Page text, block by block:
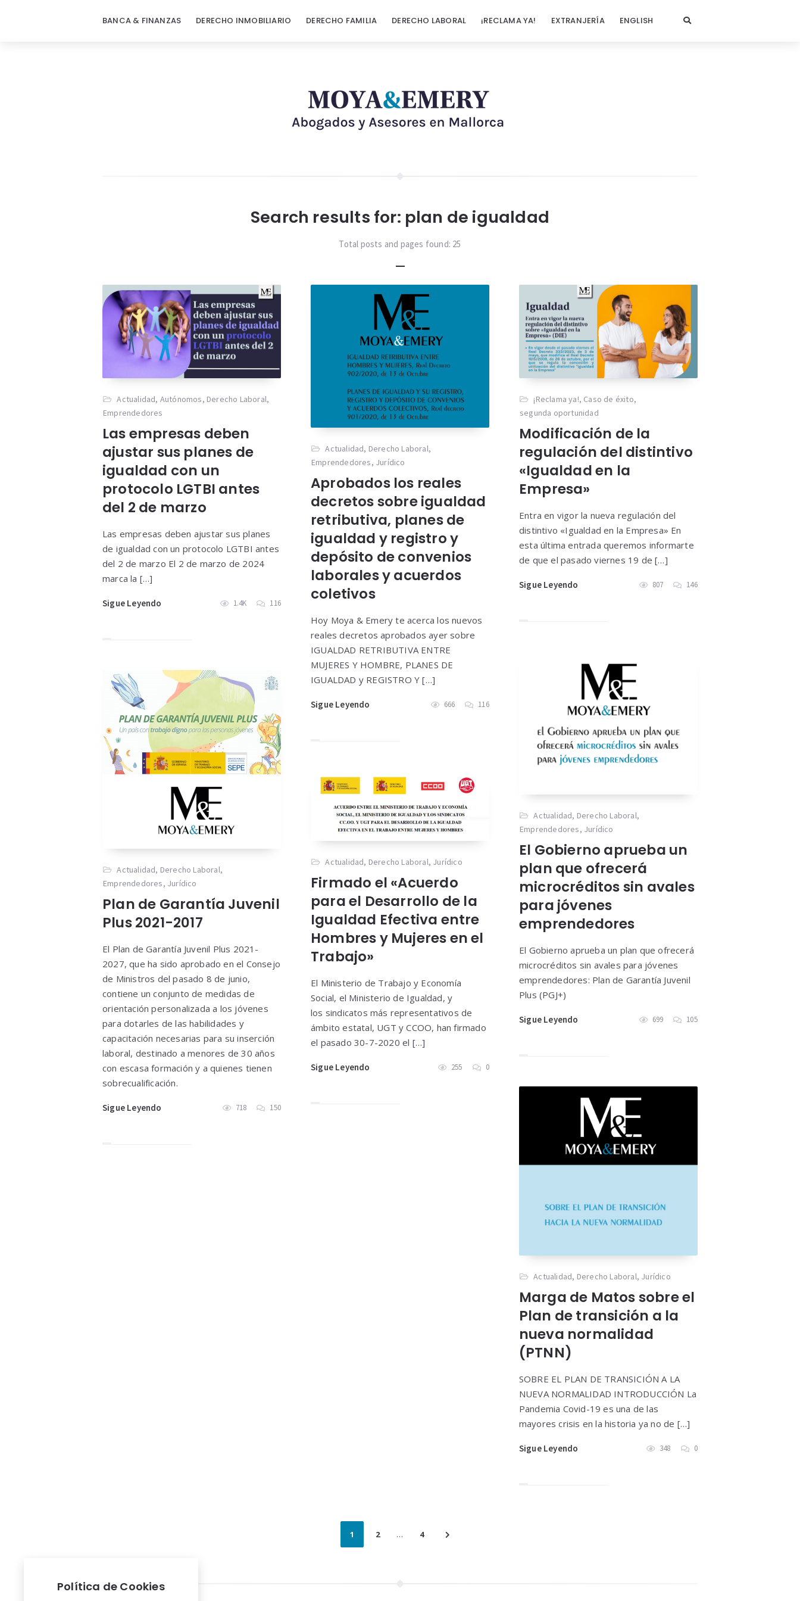
BANCA & FINANZAS DERECHO INMOBILIARIO DERECHO FAMILIA DERECHO LABORAL ¡RECLAMA YA! EXTRANJERÍA ENGLISH
Search results for: plan de igualdad
Total posts and pages found: 25
Actualidad, Autónomos, Derecho Laboral,
Emprendedores
Las empresas deben
ajustar sus planes de
igualdad con un
protocolo LGTBI antes
del 2 de marzo
Las empresas deben ajustar sus planes
de igualdad con un protocolo LGTBI antes
del 2 de marzo El 2 de marzo de 2024
marca la […]
Sigue Leyendo 1.4K 116
Actualidad, Derecho Laboral,
Emprendedores, Jurídico
Aprobados los reales
decretos sobre igualdad
retributiva, planes de
igualdad y registro y
depósito de convenios
laborales y acuerdos
coletivos
Hoy Moya & Emery te acerca los nuevos
reales decretos aprobados ayer sobre
IGUALDAD RETRIBUTIVA ENTRE
MUJERES Y HOMBRE, PLANES DE
IGUALDAD y REGISTRO Y […]
Sigue Leyendo 666 116
¡Reclama ya!, Caso de éxito,
segunda oportunidad
Modificación de la
regulación del distintivo
«Igualdad en la
Empresa»
Entra en vigor la nueva regulación del
distintivo «Igualdad en la Empresa» En
esta última entrada queremos informarte
de que el pasado viernes 19 de […]
Sigue Leyendo 807 146
Actualidad, Derecho Laboral,
Emprendedores, Jurídico
El Gobierno aprueba un
plan que ofrecerá
microcréditos sin avales
para jóvenes
emprendedores
El Gobierno aprueba un plan que ofrecerá
microcréditos sin avales para jóvenes
emprendedores: Plan de Garantía Juvenil
Plus (PGJ+)
Sigue Leyendo 699 105
Actualidad, Derecho Laboral,
Emprendedores, Jurídico
Plan de Garantía Juvenil
Plus 2021-2017
El Plan de Garantía Juvenil Plus 2021-
2027, que ha sido aprobado en el Consejo
de Ministros del pasado 8 de junio,
contiene un conjunto de medidas de
orientación personalizada a los jóvenes
para dotarles de las habilidades y
capacitación necesarias para su inserción
laboral, destinado a menores de 30 años
con escasa formación y a quienes tienen
sobrecualificación.
Sigue Leyendo 718 150
Actualidad, Derecho Laboral, Jurídico
Firmado el «Acuerdo
para el Desarrollo de la
Igualdad Efectiva entre
Hombres y Mujeres en el
Trabajo»
El Ministerio de Trabajo y Economía
Social, el Ministerio de Igualdad, y
los sindicatos más representativos de
ámbito estatal, UGT y CCOO, han firmado
el pasado 30-7-2020 el […]
Sigue Leyendo 255 0
Actualidad, Derecho Laboral, Jurídico
Marga de Matos sobre el
Plan de transición a la
nueva normalidad
(PTNN)
SOBRE EL PLAN DE TRANSICIÓN A LA
NUEVA NORMALIDAD INTRODUCCIÓN La
Pandemia Covid-19 es una de las
mayores crisis en la historia ya no de […]
Sigue Leyendo 348 0
1 2 … 4
Widgets
Política de Cookies